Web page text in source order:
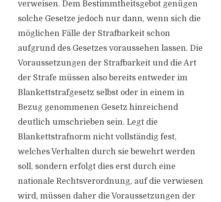
verweisen. Dem Bestimmtheitsgebot genügen
solche Gesetze jedoch nur dann, wenn sich die
möglichen Fälle der Strafbarkeit schon
aufgrund des Gesetzes voraussehen lassen. Die
Voraussetzungen der Strafbarkeit und die Art
der Strafe müssen also bereits entweder im
Blankettstrafgesetz selbst oder in einem in
Bezug genommenen Gesetz hinreichend
deutlich umschrieben sein. Legt die
Blankettstrafnorm nicht vollständig fest,
welches Verhalten durch sie bewehrt werden
soll, sondern erfolgt dies erst durch eine
nationale Rechtsverordnung, auf die verwiesen
wird, müssen daher die Voraussetzungen der